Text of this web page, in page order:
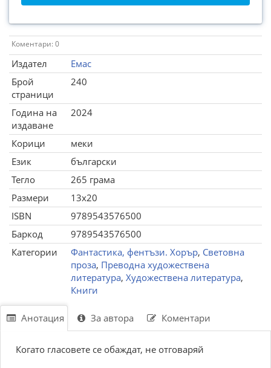
Коментари: 0
Издател
Емас
Брой
страници
240
Година на
издаване
2024
Корици
меки
Език
български
Тегло
265 грама
Размери
13x20
ISBN
9789543576500
Баркод
9789543576500
Категории
Фантастика, фентъзи. Хорър, Световна
проза, Преводна художествена
литература, Художествена литература,
Книги
Анотация За автора Коментари
Когато гласовете се обаждат, не отговаряй